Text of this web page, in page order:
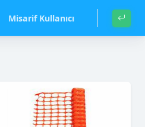
Misarif Kullanıcı